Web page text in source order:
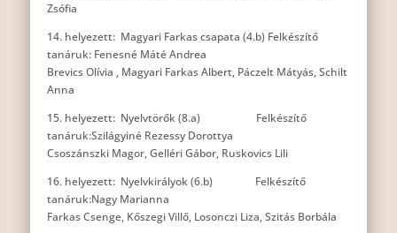
Zsófia
14. helyezett: Magyari Farkas csapata (4.b) Felkészítő
tanáruk: Fenesné Máté Andrea
Brevics Olívia , Magyari Farkas Albert, Páczelt Mátyás, Schilt
Anna
15. helyezett: Nyelvtörők (8.a) Felkészítő
tanáruk:Szilágyiné Rezessy Dorottya
Csoszánszki Magor, Gelléri Gábor, Ruskovics Lili
16. helyezett: Nyelvkirályok (6.b) Felkészítő
tanáruk:Nagy Marianna
Farkas Csenge, Kőszegi Villő, Losonczi Liza, Szitás Borbála